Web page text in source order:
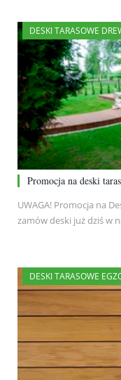
DESKI TARASOWE
Promocja na deski
UWAGA! Promocja na
zamów deski już dziś w
DESKI TARASOWE